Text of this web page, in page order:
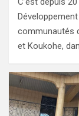
communautés
et Koukohe,